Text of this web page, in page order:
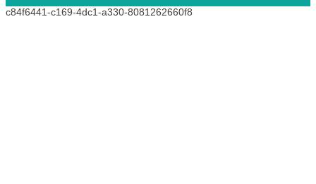
c84f6441-c169-4dc1-a330-8081262660f8